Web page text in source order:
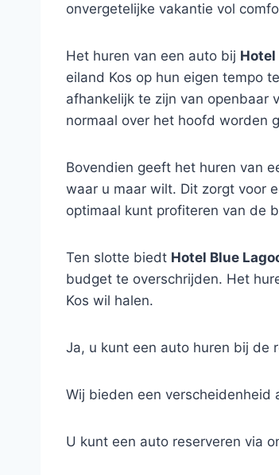
onvergetelijke vakantie vol
Het huren van een auto bij Hotel
eiland Kos op hun eigen tempo
afhankelijk te zijn van openbaar
normaal over het hoofd worden
Bovendien geeft het huren van
waar u maar wilt. Dit zorgt voor
optimaal kunt profiteren van de
Ten slotte biedt Hotel Blue
budget te overschrijden. Het
Kos wil halen.
Ja, u kunt een auto huren bij de
Wij bieden een verscheidenheid
U kunt een auto reserveren via